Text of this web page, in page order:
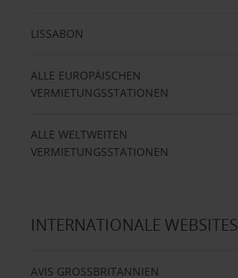
LISSABON
ALLE EUROPÄISCHEN
VERMIETUNGSSTATIONEN
ALLE WELTWEITEN
VERMIETUNGSSTATIONEN
INTERNATIONALE WEBSITES
AVIS GROSSBRITANNIEN